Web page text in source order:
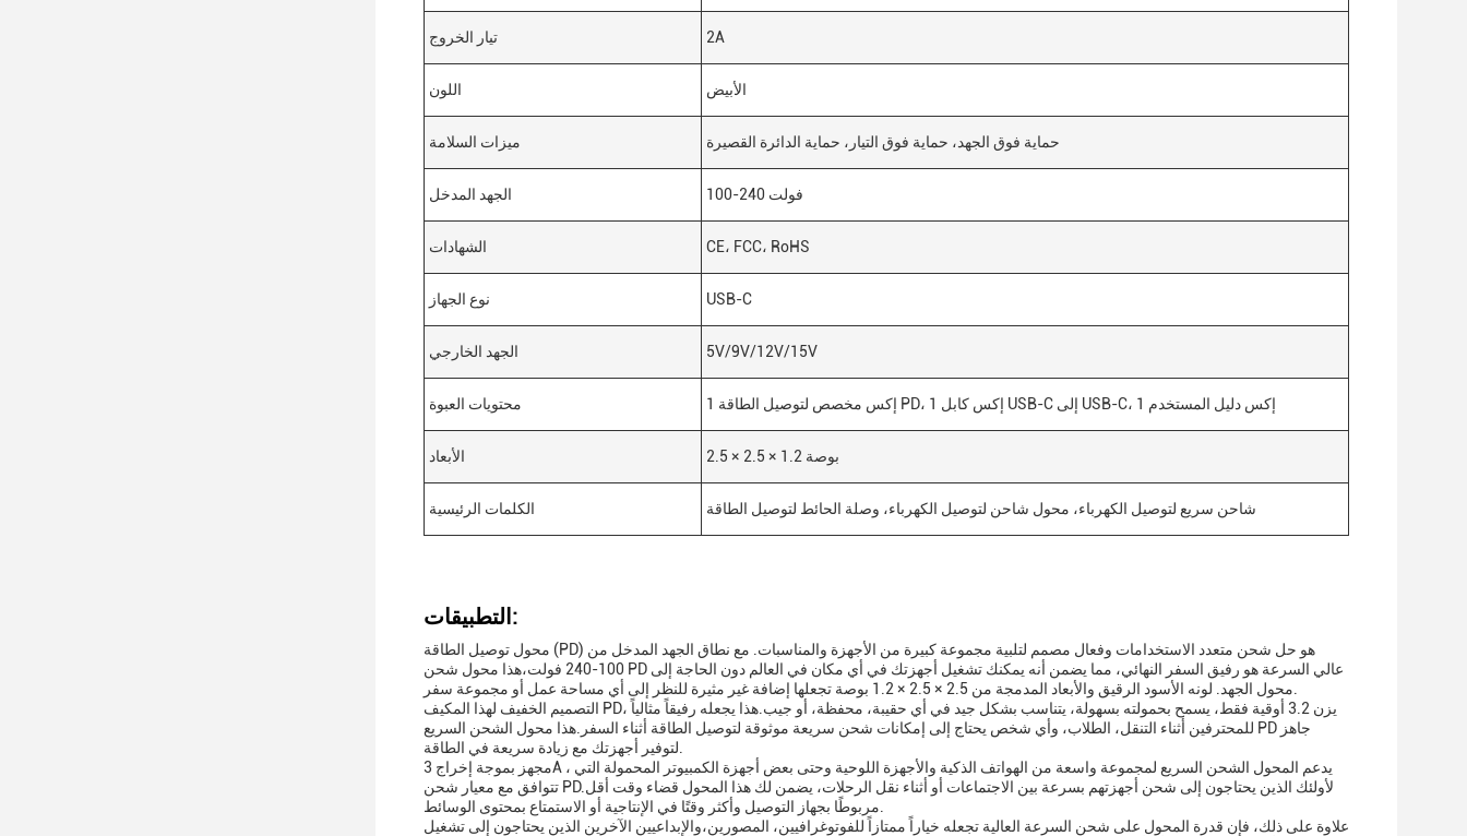
تيار الخروج 2A
اللون الأبيض
ميزات السلامة حماية فوق الجهد، حماية فوق التيار، حماية الدائرة القصيرة
الجهد المدخل 100-240 فولت
الشهادات CE، FCC، RoHS
نوع الجهاز USB-C
الجهد الخارجي 5V/9V/12V/15V
محتويات العبوة 1 إكس مخصص لتوصيل الطاقة PD، 1 إكس كابل USB-C إلى USB-C، 1 إكس دليل المستخدم
الأبعاد 2.5 × 2.5 × 1.2 بوصة
الكلمات الرئيسية شاحن سريع لتوصيل الكهرباء، محول شاحن لتوصيل الكهرباء، وصلة الحائط لتوصيل الطاقة
التطبيقات:
محول توصيل الطاقة (PD) هو حل شحن متعدد الاستخدامات وفعال مصمم لتلبية مجموعة كبيرة من الأجهزة والمناسبات. مع نطاق الجهد المدخل من
100-240 فولت،هذا محول شحن PD عالي السرعة هو رفيق السفر النهائي، مما يضمن أنه يمكنك تشغيل أجهزتك في أي مكان في العالم دون الحاجة إلى
التصميم الخفيف لهذا المكيف PD، يزن 3.2 أوقية فقط، يسمح بحمولته بسهولة، يتناسب بشكل جيد في أي حقيبة، محفظة، أو جيب.هذا يجعله رفيقاً مثالياً
للمحترفين أثناء التنقل، الطلاب، وأي شخص يحتاج إلى إمكانات شحن سريعة موثوقة لتوصيل الطاقة أثناء السفر.هذا محول الشحن السريع PD جاهز
مجهز بموجة إخراج 3A ، يدعم المحول الشحن السريع لمجموعة واسعة من الهواتف الذكية والأجهزة اللوحية وحتى بعض أجهزة الكمبيوتر المحمولة التي
تتوافق مع معيار شحن PD.لأولئك الذين يحتاجون إلى شحن أجهزتهم بسرعة بين الاجتماعات أو أثناء نقل الرحلات، يضمن لك هذا المحول قضاء وقت أقل
علاوة على ذلك، فإن قدرة المحول على شحن السرعة العالية تجعله خياراً ممتازاً للفوتوغرافيين، المصورين،والإبداعيين الآخرين الذين يحتاجون إلى تشغيل